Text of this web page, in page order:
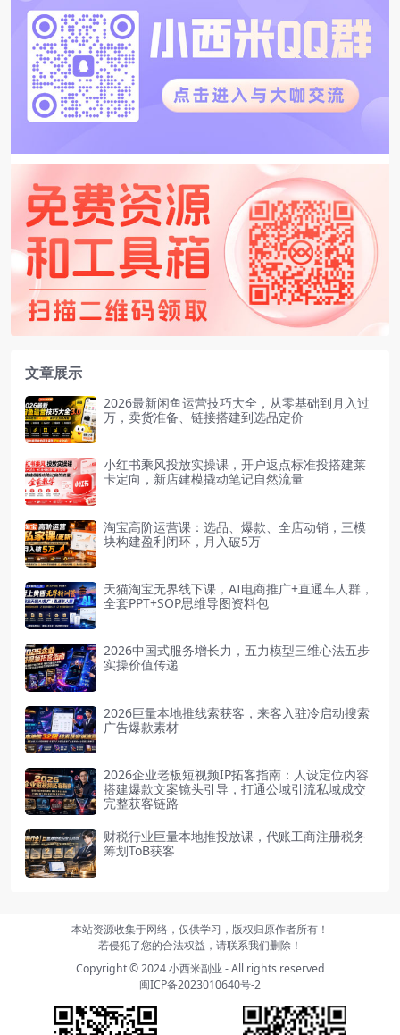
文章展示
2026最新闲鱼运营技巧大全，从零基础到月入过
万，卖货准备、链接搭建到选品定价
小红书乘风投放实操课，开户返点标准投搭建莱
卡定向，新店建模撬动笔记自然流量
淘宝高阶运营课：选品、爆款、全店动销，三模
块构建盈利闭环，月入破5万
天猫淘宝无界线下课，AI电商推广+直通车人群，
全套PPT+SOP思维导图资料包
2026中国式服务增长力，五力模型三维心法五步
实操价值传递
2026巨量本地推线索获客，来客入驻冷启动搜索
广告爆款素材
2026企业老板短视频IP拓客指南：人设定位内容
搭建爆款文案镜头引导，打通公域引流私域成交
完整获客链路
财税行业巨量本地推投放课，代账工商注册税务
筹划ToB获客
本站资源收集于网络，仅供学习，版权归原作者所有！
若侵犯了您的合法权益，请联系我们删除！
Copyright © 2024小西米副业 - All rights reserved
闽ICP备2023010640号-2